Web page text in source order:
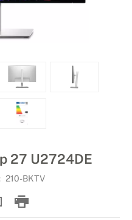
27 U2724DE
210-BKTV